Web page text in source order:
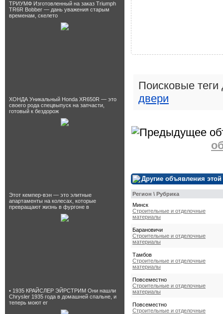
ТРИУМФ Изготовленный на заказ Triumph
TR6R Bobber — дань уважения старым
временам, скелето
ХОНДА Уникальный Honda XR650R — это
своего рода спецвыпуск на запчасти,
готовый к бездорож
Этот кемпер-вэн — это элитные
апартаменты на колесах, которые
превращают жизнь в фургоне в
• 1935 КРАЙСЛЕР ЭЙРСТРИМ Они нашли
Chrysler 1935 года в домашней спальне, и
теперь моют ег
Поисковые
двери
Другие объявления
Регион \ Рубрика
Минск
Строительные и отделочные
материалы
Барановичи
Строительные и отделочные
материалы
Тамбов
Строительные и отделочные
материалы
Повсеместно
Строительные и отделочные
материалы
Повсеместно
Строительные и отделочные